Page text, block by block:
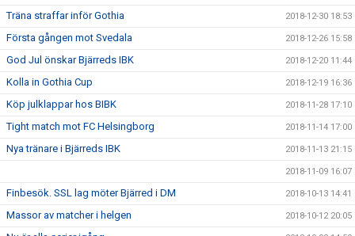
Träna straffar inför Gothia 2018-12-30 18:53
Första gången mot Svedala 2018-12-26 15:58
God Jul önskar Bjärreds IBK 2018-12-20 11:44
Kolla in Gothia Cup 2018-12-19 16:36
Köp julklappar hos BIBK 2018-11-28 17:10
Tight match mot FC Helsingborg 2018-11-14 17:00
Nya tränare i Bjärreds IBK 2018-11-13 21:15
2018-11-09 16:07
Finbesök. SSL lag möter Bjärred i DM 2018-10-13 14:41
Massor av matcher i helgen 2018-10-12 20:05